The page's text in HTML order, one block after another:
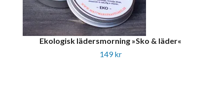
Ekologisk lädersmorning »Sko & läder«
149 kr